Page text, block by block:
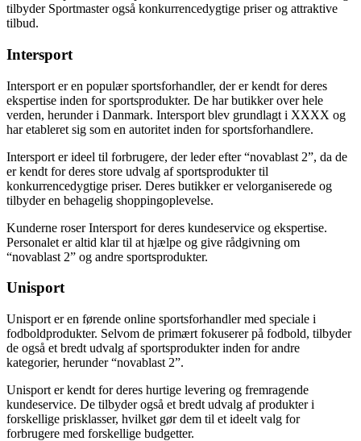
tilbyder Sportmaster også konkurrencedygtige priser og attraktive
tilbud.
Intersport
Intersport er en populær sportsforhandler, der er kendt for deres
ekspertise inden for sportsprodukter. De har butikker over hele
verden, herunder i Danmark. Intersport blev grundlagt i XXXX og
har etableret sig som en autoritet inden for sportsforhandlere.
Intersport er ideel til forbrugere, der leder efter “novablast 2”, da de
er kendt for deres store udvalg af sportsprodukter til
konkurrencedygtige priser. Deres butikker er velorganiserede og
tilbyder en behagelig shoppingoplevelse.
Kunderne roser Intersport for deres kundeservice og ekspertise.
Personalet er altid klar til at hjælpe og give rådgivning om
“novablast 2” og andre sportsprodukter.
Unisport
Unisport er en førende online sportsforhandler med speciale i
fodboldprodukter. Selvom de primært fokuserer på fodbold, tilbyder
de også et bredt udvalg af sportsprodukter inden for andre
kategorier, herunder “novablast 2”.
Unisport er kendt for deres hurtige levering og fremragende
kundeservice. De tilbyder også et bredt udvalg af produkter i
forskellige prisklasser, hvilket gør dem til et ideelt valg for
forbrugere med forskellige budgetter.